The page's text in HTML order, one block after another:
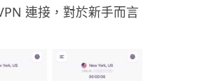
連接，對於新手而言